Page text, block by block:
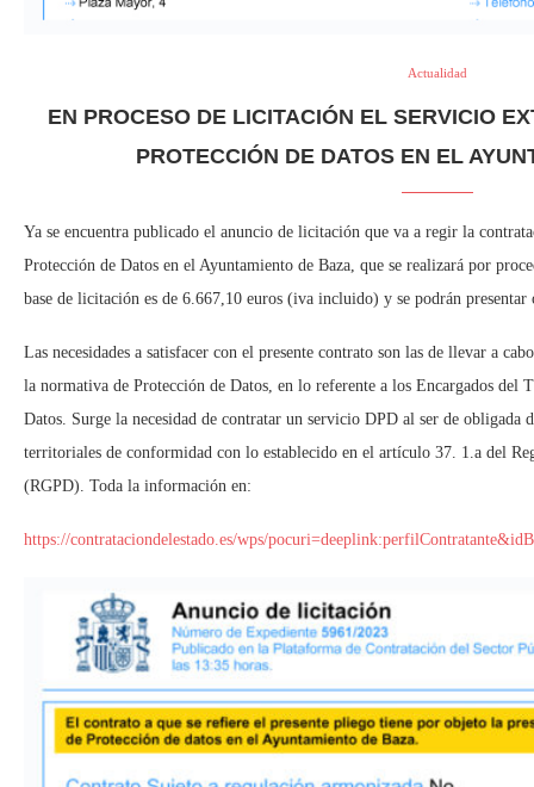
Actualidad
EN PROCESO DE LICITACIÓN EL SERVICIO
PROTECCIÓN DE DATOS EN EL
Ya se encuentra publicado el anuncio de licitación que va a regir la
Protección de Datos en el Ayuntamiento de Baza, que se realizará por
base de licitación es de 6.667,10 euros (iva incluido) y se podrán
Las necesidades a satisfacer con el presente contrato son las de llevar a
la normativa de Protección de Datos, en lo referente a los Encargados del
Datos. Surge la necesidad de contratar un servicio DPD al ser de obligada
territoriales de conformidad con lo establecido en el artículo 37. 1.a del
(RGPD). Toda la información en:
https://contrataciondelestado.es/wps/